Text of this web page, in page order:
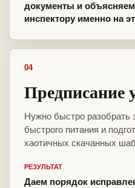
документы и
инспектору именно на
04
Предписание
Нужно быстро разобрать
быстрого питания и
хаотичных скачанных
РЕЗУЛЬТАТ
Даем порядок